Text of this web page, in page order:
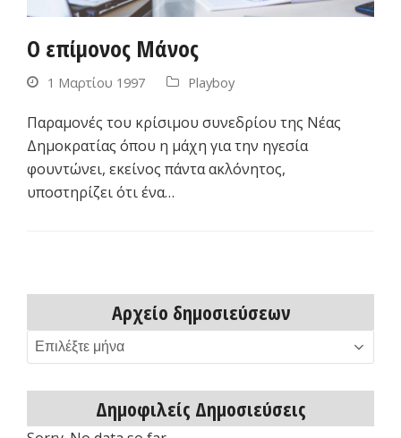
Ο επίμονος Μάνος
1 Μαρτίου 1997 Playboy
Παραμονές του κρίσιμου συνεδρίου της Νέας
Δημοκρατίας όπου η μάχη για την ηγεσία
φουντώνει, εκείνος πάντα ακλόνητος,
υποστηρίζει ότι ένα…
Αρχείο δημοσιεύσεων
Αρχείο
δημοσιεύσεων
Δημοφιλείς Δημοσιεύσεις